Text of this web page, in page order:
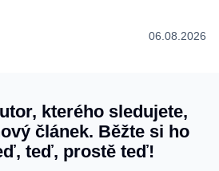
06.08.2026
kterého sledujete,
článek. Běžte si ho
teď, prostě teď!